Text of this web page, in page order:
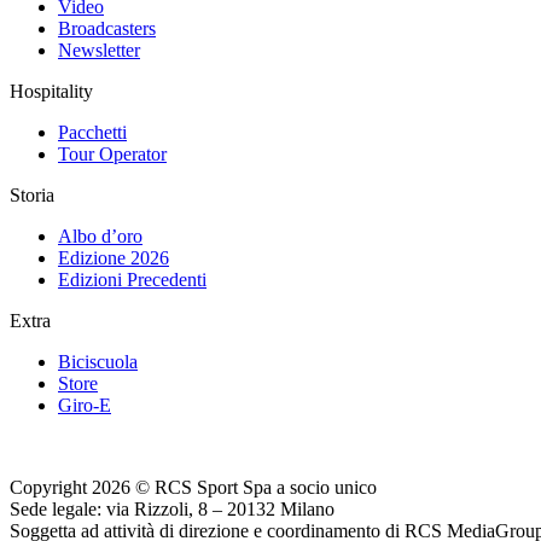
Video
Broadcasters
Newsletter
Hospitality
Pacchetti
Tour Operator
Storia
Albo d’oro
Edizione 2026
Edizioni Precedenti
Extra
Biciscuola
Store
Giro-E
Copyright 2026 © RCS Sport Spa a socio unico
Sede legale: via Rizzoli, 8 – 20132 Milano
Soggetta ad attività di direzione e coordinamento di RCS